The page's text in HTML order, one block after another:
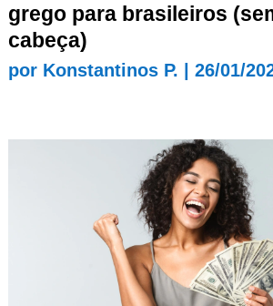
grego para brasileiros
cabeça)
por Konstantinos P. 26/01/